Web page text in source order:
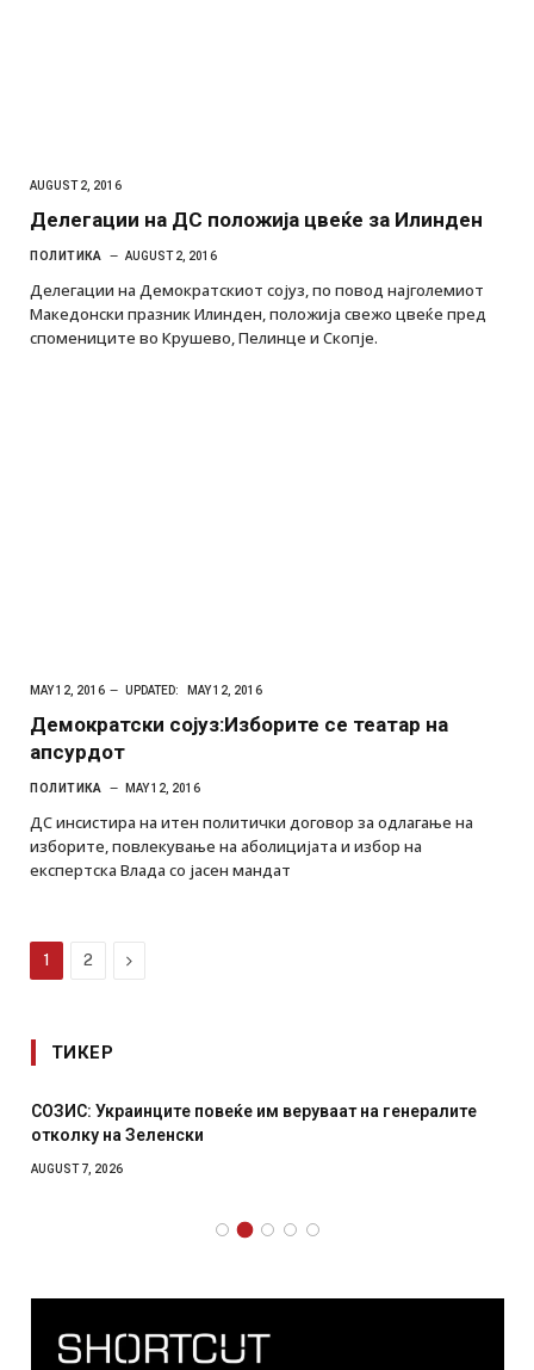
AUGUST 2, 2016
Делегации на ДС положија цвеќе за Илинден
ПОЛИТИКА AUGUST 2, 2016
Делегации на Демократскиот сојуз, по повод најголемиот
Македонски празник Илинден, положија свежо цвеќе пред
спомениците во Крушево, Пелинце и Скопје.
MAY 12, 2016 UPDATED: MAY 12, 2016
Демократски сојуз:Изборите се театар на
апсурдот
ПОЛИТИКА MAY 12, 2016
ДС инсистира на итен политички договор за одлагање на
изборите, повлекување на аболицијата и избор на
експертска Влада со јасен мандат
1 2 Next
ТИКЕР
СОЗИС: Украинците повеќе им веруваат на генералите
отколку на Зеленски
AUGUST 7, 2026